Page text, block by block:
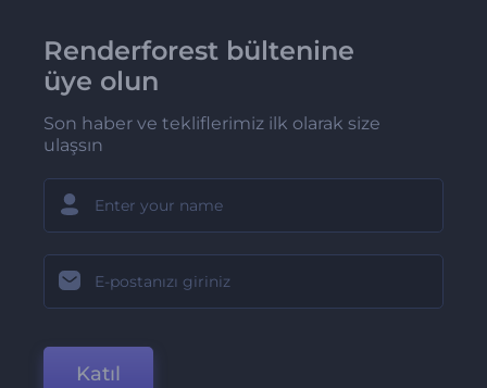
Renderforest bültenine
üye olun
Son haber ve tekliflerimiz ilk olarak size
ulaşsın
Katıl